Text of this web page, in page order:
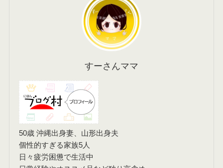
すーさんママ
50歳 沖縄出身妻、山形出身夫
個性的すぎる家族5人
日々疲労困憊で生活中